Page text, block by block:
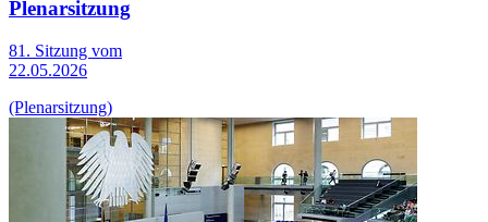
Plenarsitzung
81. Sitzung vom
22.05.2026
(Plenarsitzung)